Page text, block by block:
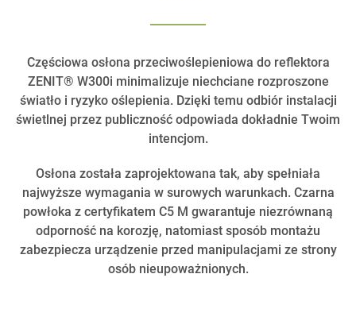
Częściowa osłona przeciwoślepieniowa do reflektora
ZENIT® W300i minimalizuje niechciane rozproszone
światło i ryzyko oślepienia. Dzięki temu odbiór instalacji
świetlnej przez publiczność odpowiada dokładnie Twoim
intencjom.
Osłona została zaprojektowana tak, aby spełniała
najwyższe wymagania w surowych warunkach. Czarna
powłoka z certyfikatem C5 M gwarantuje niezrównaną
odporność na korozję, natomiast sposób montażu
zabezpiecza urządzenie przed manipulacjami ze strony
osób nieupoważnionych.